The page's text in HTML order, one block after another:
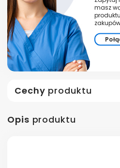
masz
Cechy produktu
Opis produktu